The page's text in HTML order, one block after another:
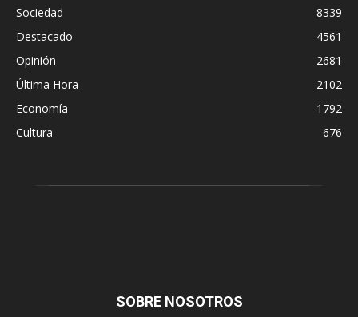
Sociedad
8339
Destacado
4561
Opinión
2681
Última Hora
2102
Economía
1792
Cultura
676
SOBRE NOSOTROS